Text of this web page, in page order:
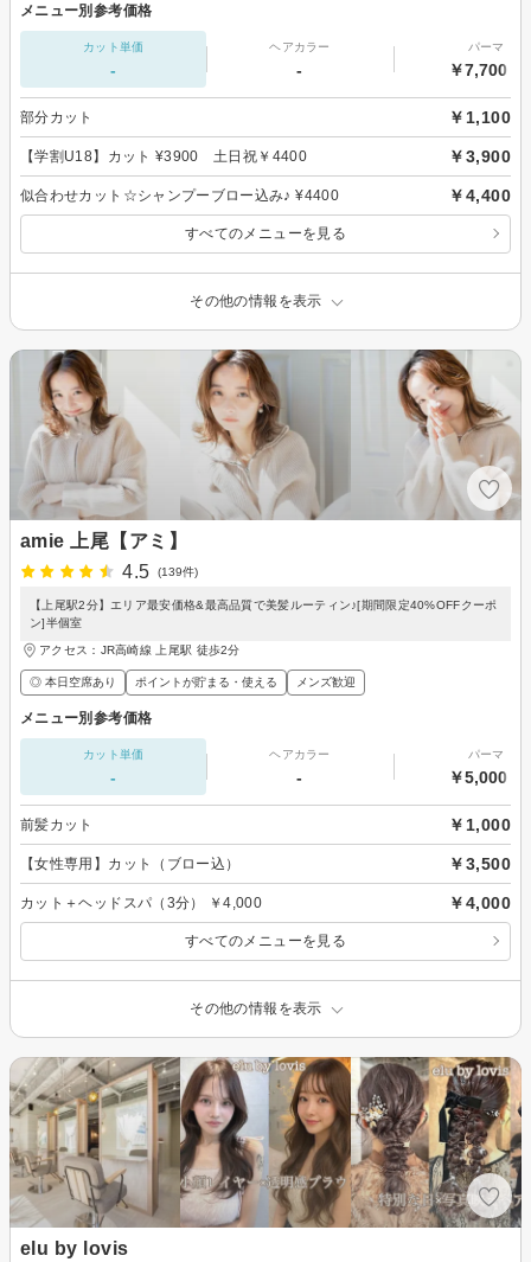
メニュー別参考価格
カット単価
-
ヘアカラー
-
パーマ
￥7,700～
部分カット ￥1,100
【学割U18】カット ¥3900 土日祝￥4400 ￥3,900
似合わせカット☆シャンプーブロー込み♪ ¥4400 ￥4,400
すべてのメニューを見る
その他の情報を表示
amie 上尾【アミ】
4.5
(139件)
【上尾駅2分】エリア最安価格&最高品質で美髪ルーティン♪[期間限定40%OFFクーポ
ン]半個室
アクセス：JR高崎線 上尾駅 徒歩2分
◎ 本日空席あり ポイントが貯まる・使える メンズ歓迎
メニュー別参考価格
カット単価
-
ヘアカラー
-
パーマ
￥5,000～
前髪カット ￥1,000
【女性専用】カット（ブロー込） ￥3,500
カット＋ヘッドスパ（3分） ￥4,000 ￥4,000
すべてのメニューを見る
その他の情報を表示
elu by lovis